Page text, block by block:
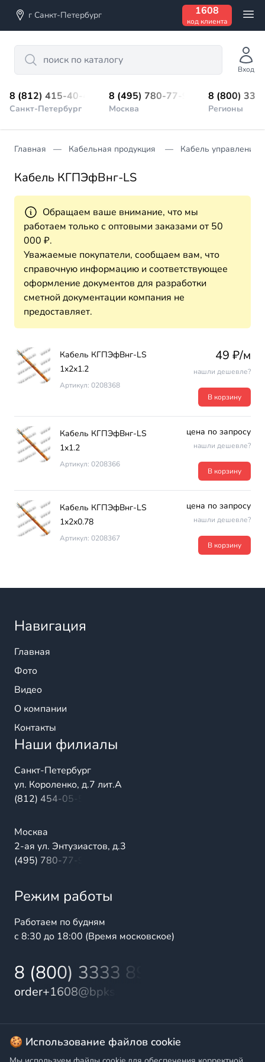
г Санкт-Петербург 1608
код клиента
Search
Вход
8 (812) 415-40-45
Санкт-Петербург
8 (495) 780-77-98
Москва
8 (800)
Регионы
Главная Кабельная продукция Кабель управления
Кабель КГПЭфВнг-LS
Обращаем ваше внимание, что мы
работаем только с оптовыми заказами от 50
000 ₽.
Уважаемые покупатели, сообщаем вам, что
справочную информацию и соответствующее
оформление документов для разработки
сметной документации компания не
предоставляет.
Кабель КГПЭфВнг-LS
1х2х1.2
Артикул: 0208368
49 ₽/м
нашли дешевле?
В корзину
Кабель КГПЭфВнг-LS
1х1.2
Артикул: 0208366
цена по запросу
нашли дешевле?
В корзину
Кабель КГПЭфВнг-LS
1х2х0.78
Артикул: 0208367
цена по запросу
нашли дешевле?
В корзину
Навигация
Главная
Фото
Видео
О компании
Контакты
Наши филиалы
Санкт-Петербург
ул. Короленко, д.7 лит.А
(812) 454-05-54
Москва
2-ая ул. Энтузиастов, д.3
(495) 780-77-98
Режим работы
Работаем по будням
с 8:30 до 18:00 (Время московское)
8 (800) 3333 899
order+1608@bpks.ru
© 2025 БалтПромКомплект — комплексные поставки
высококачественной продукции промышленного и
🍪 Использование файлов cookie